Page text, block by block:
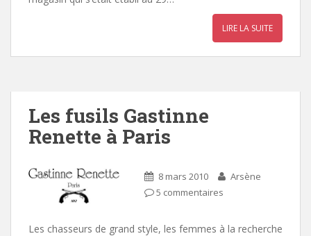
LIRE LA SUITE
Les fusils Gastinne
Renette à Paris
8 mars 2010
Arsène
5 commentaires
Les chasseurs de grand style, les femmes à la recherche